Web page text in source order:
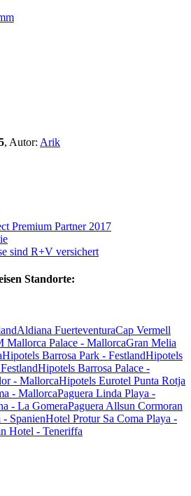
, Autor: Arik
Standorte:
Aldiana FuerteventuraCap Vermell
Mallorca Palace - MallorcaGran Melia
Hipotels Barrosa Park - FestlandHipotels
Hipotels Barrosa Palace -
- MallorcaHipotels Eurotel Punta Rotja
- MallorcaPaguera Linda Playa -
- La GomeraPaguera Allsun Cormoran
SpanienHotel Protur Sa Coma Playa -
Hotel - Teneriffa